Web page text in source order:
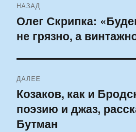
по
записям
НАЗАД
Предыдущая
запись:
Олег Скрипка:
не грязно, а
ДАЛЕЕ
Следующая
запись:
Козаков, как и
поэзию и джаз,
Бутман